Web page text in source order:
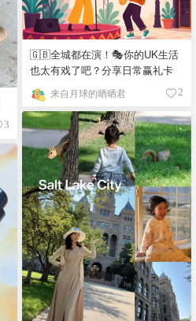
3
🇬🇧全城都在演！🎭你的UK生活
也太有戏了吧？分享日常赢礼卡
来自月球的晒晒君 2